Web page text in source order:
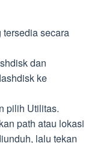
secara
dan
ke
pilih Utilitas.
path atau lokasi
lalu tekan